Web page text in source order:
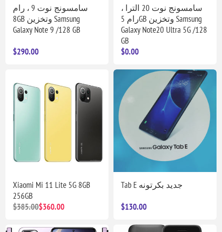
سامسونج نوت 9 ، رام
8GB وتخزين Samsung
Galaxy Note 9 /128 GB
$290.00
سامسونج نوت 20 الترا ،
رام 5GB وتخزين Samsung
Galaxy Note20 Ultra 5G /128
GB
$0.00
Xiaomi Mi 11 Lite 5G 8GB
256GB
$385.00$360.00
Tab E جديد بكرتونه
$130.00